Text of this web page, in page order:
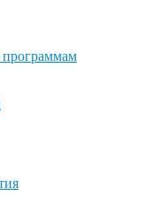
программам